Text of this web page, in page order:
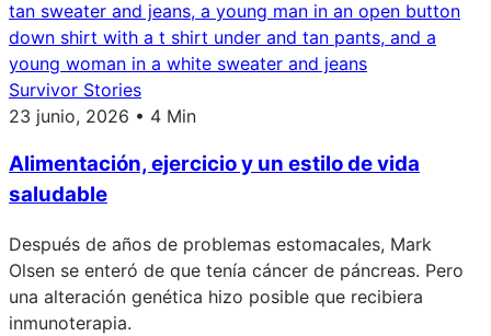
Survivor Stories
23 junio, 2026 • 4 Min
Alimentación, ejercicio y un estilo de vida
saludable
Después de años de problemas estomacales, Mark
Olsen se enteró de que tenía cáncer de páncreas. Pero
una alteración genética hizo posible que recibiera
inmunoterapia.